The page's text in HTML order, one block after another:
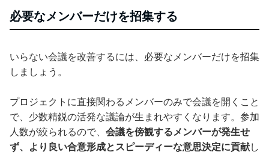
必要なメンバーだけを招集する
いらない会議を改善するには、必要なメンバーだけを招集
しましょう。
プロジェクトに直接関わるメンバーのみで会議を開くこと
で、少数精鋭の活発な議論が生まれやすくなります。参加
人数が絞られるので、 会議を傍観するメンバーが発生せ
ず、より良い合意形成とスピーディーな意思決定に貢献し